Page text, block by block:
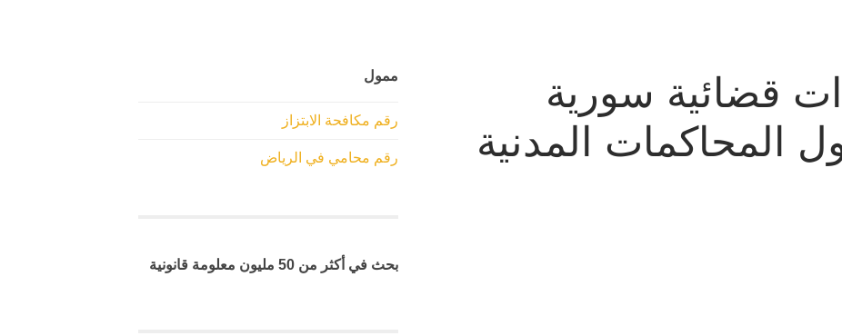
قضائية سورية
المحاكمات المدنية
ممول
رقم مكافحة الابتزاز
رقم محامي في الرياض
بحث في أكثر من 50 مليون معلومة قانونية